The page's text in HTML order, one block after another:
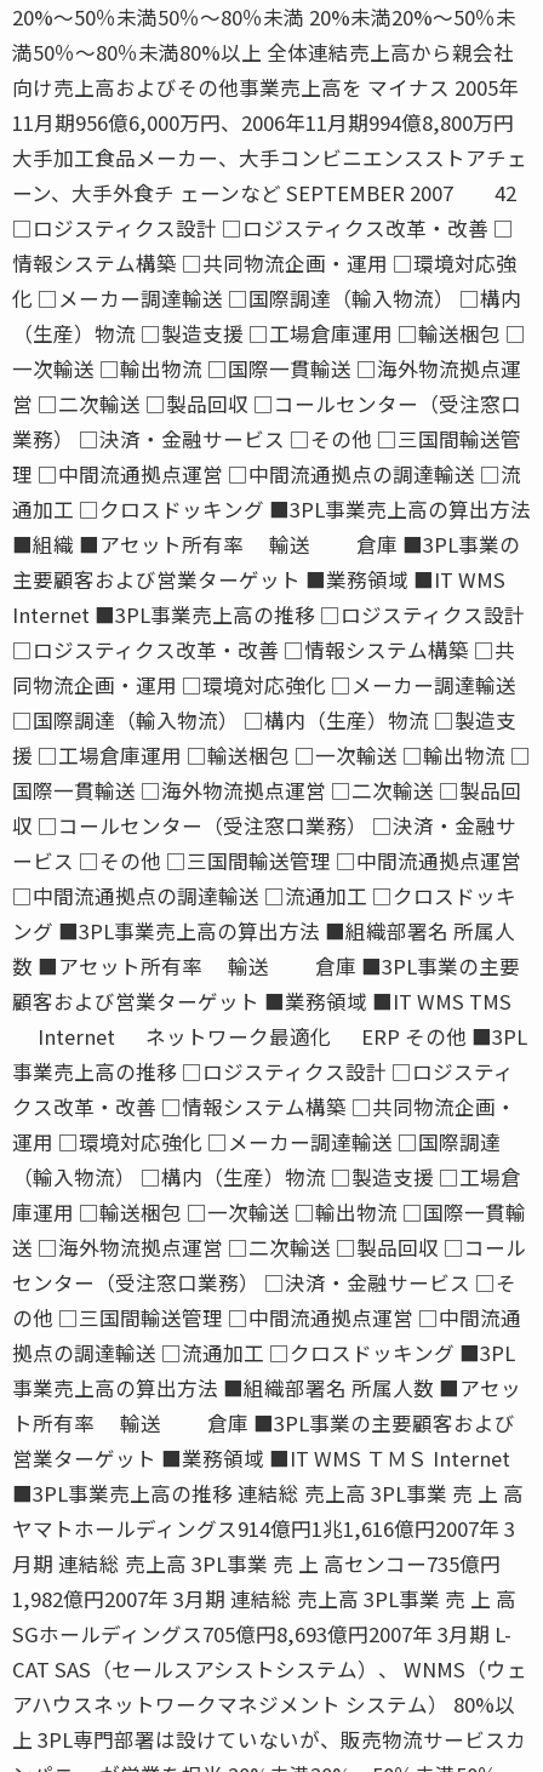
20%〜50％未満50％〜80％未満 20%未満20%〜50％未
満50％〜80％未満80%以上 全体連結売上高から親会社
向け売上高およびその他事業売上高を マイナス 2005年
11月期956億6,000万円、2006年11月期994億8,800万円
大手加工食品メーカー、大手コンビニエンスストアチェ
ーン、大手外食チ ェーンなど SEPTEMBER 2007 42
□ロジスティクス設計 □ロジスティクス改革・改善 □
情報システム構築 □共同物流企画・運用 □環境対応強
化 □メーカー調達輸送 □国際調達（輸入物流） □構内
（生産）物流 □製造支援 □工場倉庫運用 □輸送梱包 □
一次輸送 □輸出物流 □国際一貫輸送 □海外物流拠点運
営 □二次輸送 □製品回収 □コールセンター（受注窓口
業務） □決済・金融サービス □その他 □三国間輸送管
理 □中間流通拠点運営 □中間流通拠点の調達輸送 □流
通加工 □クロスドッキング ■3PL事業売上高の算出方法
■組織 ■アセット所有率 輸送 倉庫 ■3PL事業の
主要顧客および営業ターゲット ■業務領域 ■IT WMS
Internet ■3PL事業売上高の推移 □ロジスティクス設計
□ロジスティクス改革・改善 □情報システム構築 □共
同物流企画・運用 □環境対応強化 □メーカー調達輸送
□国際調達（輸入物流） □構内（生産）物流 □製造支
援 □工場倉庫運用 □輸送梱包 □一次輸送 □輸出物流 □
国際一貫輸送 □海外物流拠点運営 □二次輸送 □製品回
収 □コールセンター（受注窓口業務） □決済・金融サ
ービス □その他 □三国間輸送管理 □中間流通拠点運営
□中間流通拠点の調達輸送 □流通加工 □クロスドッキ
ング ■3PL事業売上高の算出方法 ■組織部署名 所属人
数 ■アセット所有率 輸送 倉庫 ■3PL事業の主要
顧客および営業ターゲット ■業務領域 ■IT WMS TMS
Internet ネットワーク最適化 ERP その他 ■3PL
事業売上高の推移 □ロジスティクス設計 □ロジスティ
クス改革・改善 □情報システム構築 □共同物流企画・
運用 □環境対応強化 □メーカー調達輸送 □国際調達
（輸入物流） □構内（生産）物流 □製造支援 □工場倉
庫運用 □輸送梱包 □一次輸送 □輸出物流 □国際一貫輸
送 □海外物流拠点運営 □二次輸送 □製品回収 □コール
センター（受注窓口業務） □決済・金融サービス □そ
の他 □三国間輸送管理 □中間流通拠点運営 □中間流通
拠点の調達輸送 □流通加工 □クロスドッキング ■3PL
事業売上高の算出方法 ■組織部署名 所属人数 ■アセッ
ト所有率 輸送 倉庫 ■3PL事業の主要顧客および
営業ターゲット ■業務領域 ■IT WMS ＴＭＳ Internet
■3PL事業売上高の推移 連結総 売上高 3PL事業 売 上 高
ヤマトホールディングス914億円1兆1,616億円2007年 3
月期 連結総 売上高 3PL事業 売 上 高センコー735億円
1,982億円2007年 3月期 連結総 売上高 3PL事業 売 上 高
SGホールディングス705億円8,693億円2007年 3月期 L-
CAT SAS（セールスアシストシステム）、 WNMS（ウェ
アハウスネットワークマネジメント システム） 80%以
上 3PL専門部署は設けていないが、販売物流サービスカ